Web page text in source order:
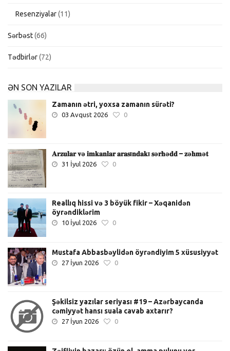
Resenziyalar(11)
Sərbəst(66)
Tədbirlər(72)
ƏN SON YAZILAR
Zamanın ətri, yoxsa zamanın sürəti?
03 Avqust 2026 0
𝐀𝐫𝐳𝐮𝐥𝐚𝐫 𝐯ə 𝐢𝐦𝐤𝐚𝐧𝐥𝐚𝐫 𝐚𝐫𝐚𝐬ı𝐧𝐝𝐚𝐤ı 𝐬ə𝐫𝐡ə𝐝𝐝 – 𝐳ə𝐡𝐦ə𝐭
31 İyul 2026 0
Reallıq hissi və 3 böyük fikir – Xəqanidən
öyrəndiklərim
10 İyul 2026 0
Mustafa Abbasbəylidən öyrəndiyim 5 xüsusiyyət
27 İyun 2026 0
Şəkilsiz yazılar seriyası #19 – Azərbaycanda
cəmiyyət hansı suala cavab axtarır?
27 İyun 2026 0